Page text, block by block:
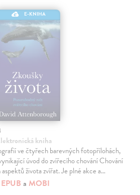
E-KNIHA
kniha
ve čtyřech barevných fotopřílohách,
úvod do zvířecího chování Chování
života zvířat. Je plné akce a…
EPUB a MOBI